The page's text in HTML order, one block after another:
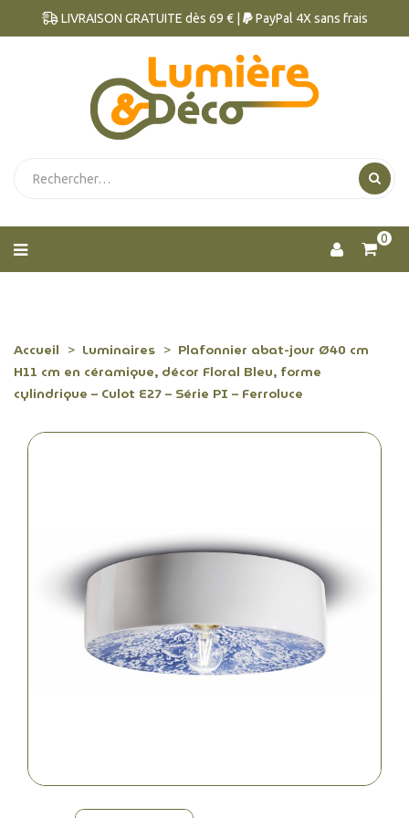
LIVRAISON GRATUITE dès 69 € | PayPal 4X sans frais
0
Accueil Luminaires
Plafonnier abat-jour Ø40 cm
H11 cm en céramique, décor Floral Bleu, forme
cylindrique – Culot E27 – Série PI – Ferroluce